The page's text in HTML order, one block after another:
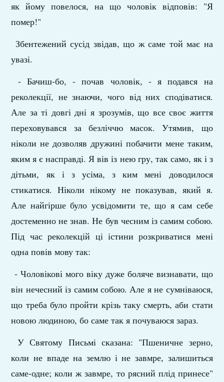
як йому повелося, на що чоловік відповів: "Я
помер!"
Збентежений сусід звідав, що ж саме той має на
увазі.
- Бачиш-бо, - почав чоловік, - я подався на
реколекції, не знаючи, чого від них сподіватися.
Але за ті довгі дні я зрозумів, що все своє життя
переховувався за безліччю масок. Утямив, що
ніколи не дозволяв дружині побачити мене таким,
яким я є насправді. Я вів із нею гру, так само, як і з
дітьми, як і з усіма, з ким мені доводилося
стикатися. Ніколи нікому не показував, який я.
Але найгірше було усвідомити те, що я сам себе
достеменно не знав. Не був чесним із самим собою.
Під час реколекцій ці істини розкриватися мені
одна повів мову так:
- Чоловікові мого віку дуже боляче визнавати, що
він нечесний із самим собою. Але я не сумніваюся,
що треба було пройти крізь таку смерть, аби стати
новою людиною, бо саме так я почуваюся зараз.
У Святому Письмі сказана: "Пшеничне зерно,
коли не впаде на землю і не завмре, залишиться
саме-одне; коли ж завмре, то рясний плід принесе"